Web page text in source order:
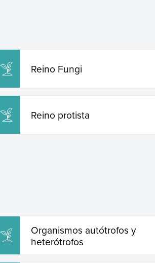
Reino Fungi
Reino protista
Organismos autótrofos y
heterótrofos